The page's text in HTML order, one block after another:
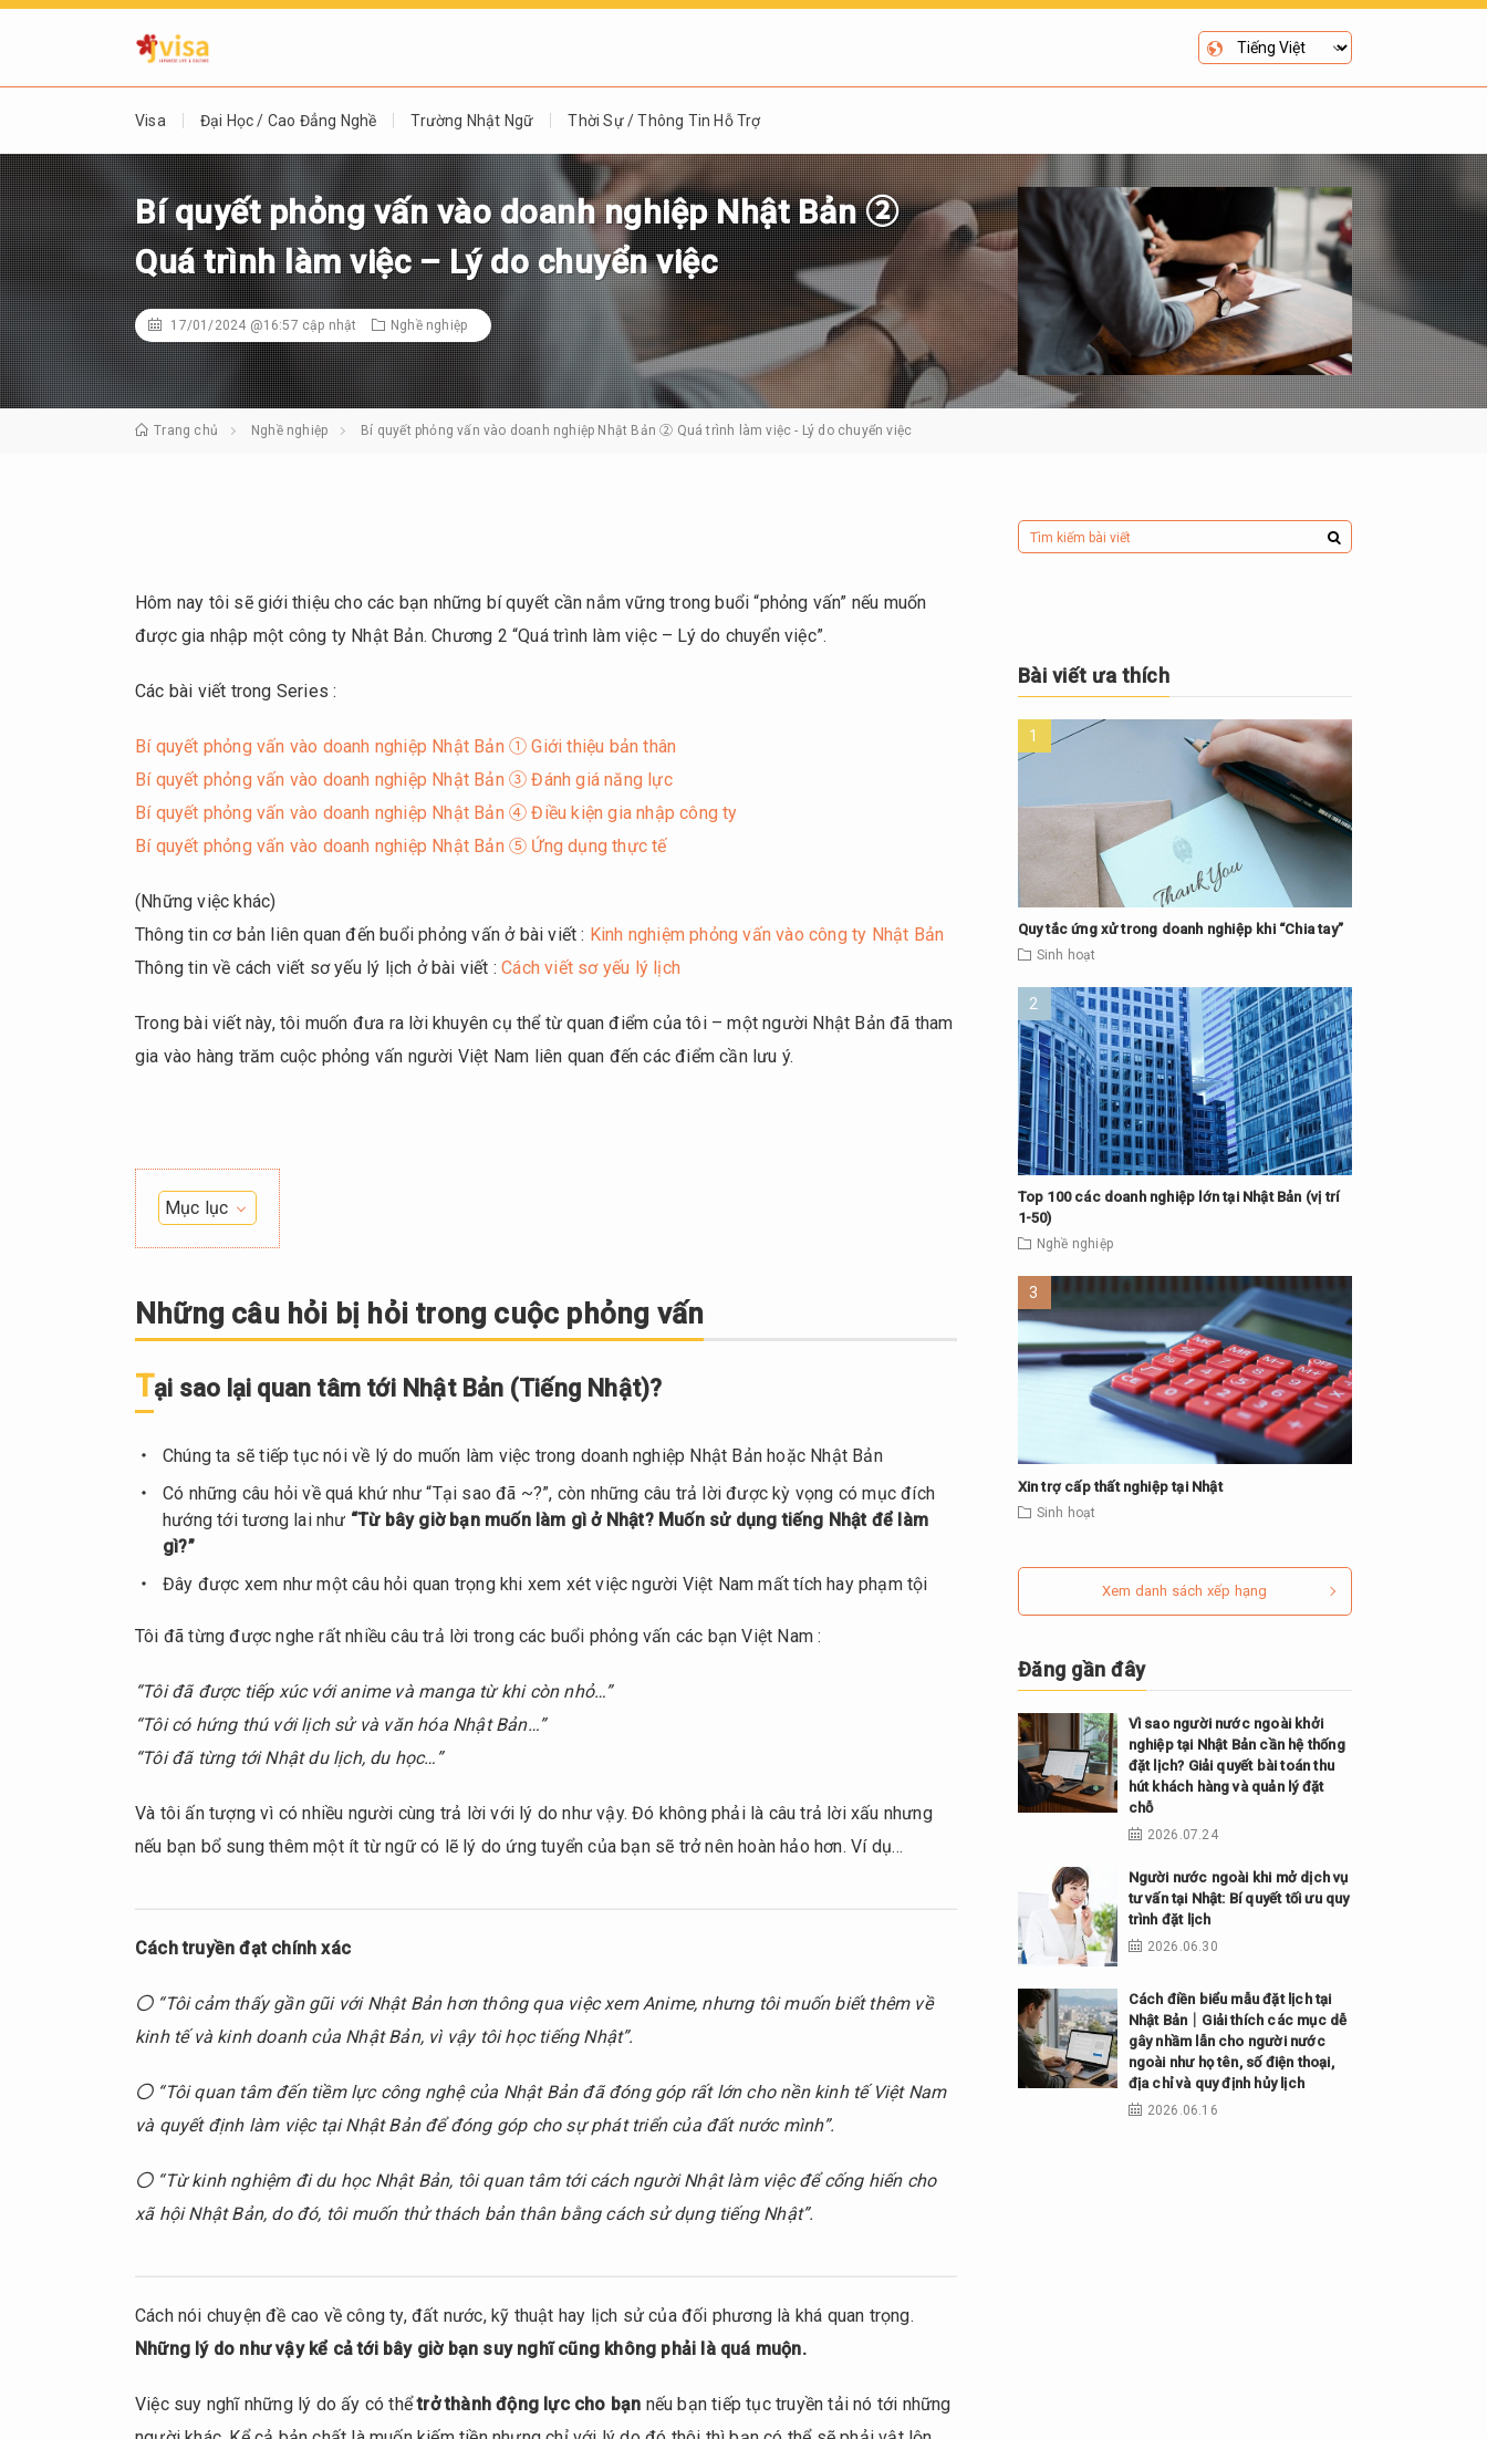
Visa Đại Học / Cao Đẳng Nghề Trường Nhật Ngữ Thời Sự / Thông Tin Hỗ Trợ
Bí quyết phỏng vấn vào doanh nghiệp Nhật Bản ②
Quá trình làm việc – Lý do chuyển việc
17/01/2024 @16:57 cập nhật Nghề nghiệp
Trang chủ Nghề nghiệp Bí quyết phỏng vấn vào doanh nghiệp Nhật Bản ② Quá trình làm việc - Lý do chuyển việc
Hôm nay tôi sẽ giới thiệu cho các bạn những bí quyết cần nắm vững trong buổi “phỏng vấn” nếu muốn
được gia nhập một công ty Nhật Bản. Chương 2 “Quá trình làm việc – Lý do chuyển việc”.
Các bài viết trong Series :
Bí quyết phỏng vấn vào doanh nghiệp Nhật Bản ① Giới thiệu bản thân
Bí quyết phỏng vấn vào doanh nghiệp Nhật Bản ③ Đánh giá năng lực
Bí quyết phỏng vấn vào doanh nghiệp Nhật Bản ④ Điều kiện gia nhập công ty
Bí quyết phỏng vấn vào doanh nghiệp Nhật Bản ⑤ Ứng dụng thực tế
(Những việc khác)
Thông tin cơ bản liên quan đến buổi phỏng vấn ở bài viết : Kinh nghiệm phỏng vấn vào công ty Nhật Bản
Thông tin về cách viết sơ yếu lý lịch ở bài viết :Cách viết sơ yếu lý lịch
Trong bài viết này, tôi muốn đưa ra lời khuyên cụ thể từ quan điểm của tôi – một người Nhật Bản đã tham
gia vào hàng trăm cuộc phỏng vấn người Việt Nam liên quan đến các điểm cần lưu ý.
Mục lục
1.
câu
hỏi bị
trong
vấn
1.1.
Tại
lại
tâm
Nhật
Bản
(Tiếng
Nhật)?
1.2.
Hãy
cho
tôi biết
về kinh
và nội
công
bạn đã
làm
Quá
trình
công
ty
(cách
trình
Những câu hỏi bị hỏi trong cuộc phỏng vấn
Tại sao lại quan tâm tới Nhật Bản (Tiếng Nhật)?
Chúng ta sẽ tiếp tục nói về lý do muốn làm việc trong doanh nghiệp Nhật Bản hoặc Nhật Bản
Có những câu hỏi về quá khứ như “Tại sao đã ~?”, còn những câu trả lời được kỳ vọng có mục đích
hướng tới tương lai như “Từ bây giờ bạn muốn làm gì ở Nhật? Muốn sử dụng tiếng Nhật để làm
gì?”
Đây được xem như một câu hỏi quan trọng khi xem xét việc người Việt Nam mất tích hay phạm tội
Tôi đã từng được nghe rất nhiều câu trả lời trong các buổi phỏng vấn các bạn Việt Nam :
“Tôi đã được tiếp xúc với anime và manga từ khi còn nhỏ…”
“Tôi có hứng thú với lịch sử và văn hóa Nhật Bản…”
“Tôi đã từng tới Nhật du lịch, du học…”
Và tôi ấn tượng vì có nhiều người cùng trả lời với lý do như vậy. Đó không phải là câu trả lời xấu nhưng
nếu bạn bổ sung thêm một ít từ ngữ có lẽ lý do ứng tuyển của bạn sẽ trở nên hoàn hảo hơn. Ví dụ…
Cách truyền đạt chính xác
〇 “Tôi cảm thấy gần gũi với Nhật Bản hơn thông qua việc xem Anime, nhưng tôi muốn biết thêm về
kinh tế và kinh doanh của Nhật Bản, vì vậy tôi học tiếng Nhật”.
〇 “Tôi quan tâm đến tiềm lực công nghệ của Nhật Bản đã đóng góp rất lớn cho nền kinh tế Việt Nam
và quyết định làm việc tại Nhật Bản để đóng góp cho sự phát triển của đất nước mình”.
〇 “Từ kinh nghiệm đi du học Nhật Bản, tôi quan tâm tới cách người Nhật làm việc để cống hiến cho
xã hội Nhật Bản, do đó, tôi muốn thử thách bản thân bằng cách sử dụng tiếng Nhật”.
Cách nói chuyện đề cao về công ty, đất nước, kỹ thuật hay lịch sử của đối phương là khá quan trọng.
Những lý do như vậy kể cả tới bây giờ bạn suy nghĩ cũng không phải là quá muộn.
Việc suy nghĩ những lý do ấy có thểtrở thành động lực cho bạn nếu bạn tiếp tục truyền tải nó tới những
Bài viết ưa thích
Quy tắc ứng xử trong doanh nghiệp khi “Chia tay”
Sinh hoạt
Top 100 các doanh nghiệp lớn tại Nhật Bản (vị trí
1-50)
Nghề nghiệp
Xin trợ cấp thất nghiệp tại Nhật
Sinh hoạt
Xem danh sách xếp hạng
Đăng gần đây
Vì sao người nước ngoài khởi
nghiệp tại Nhật Bản cần hệ thống
đặt lịch? Giải quyết bài toán thu
hút khách hàng và quản lý đặt
chỗ
2026.07.24
Người nước ngoài khi mở dịch vụ
tư vấn tại Nhật: Bí quyết tối ưu quy
trình đặt lịch
2026.06.30
Cách điền biểu mẫu đặt lịch tại
Nhật Bản｜Giải thích các mục dễ
gây nhầm lẫn cho người nước
ngoài như họ tên, số điện thoại,
địa chỉ và quy định hủy lịch
2026.06.16